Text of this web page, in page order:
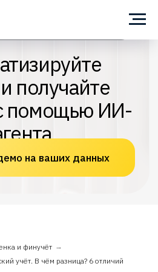
директора
ИИ-
данных
и финучёт →
учёт. В чём разница? 6 отличий